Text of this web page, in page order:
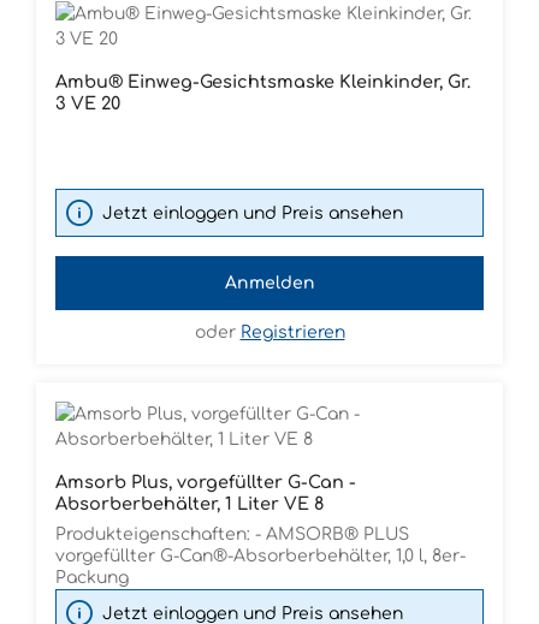
Ambu® Einweg-Gesichtsmaske Kleinkinder, Gr.
3 VE 20
Jetzt einloggen und Preis ansehen
Anmelden
oder Registrieren
Amsorb Plus, vorgefüllter G-Can -
Absorberbehälter, 1 Liter VE 8
Produkteigenschaften: - AMSORB® PLUS
vorgefüllter G-Can®-Absorberbehälter, 1,0 l, 8er-
Packung
Jetzt einloggen und Preis ansehen